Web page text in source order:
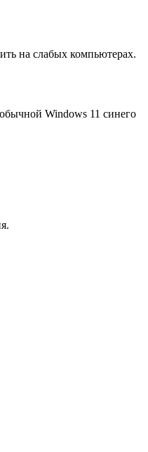
на слабых компьютерах.
Windows 11 синего